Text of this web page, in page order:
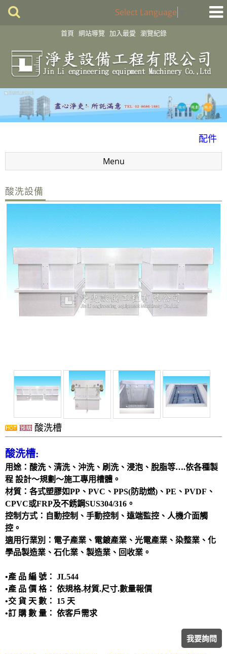
Select Language
首頁 網站導覽 加入最愛 瀏覽紀錄
化學製程設備
酸洗設備
消毒殺菌淨化設備
配件
風門
廢氣處理
洗滌塔
管路配置工程
攪拌槽
耐酸鹼、防腐蝕設備、槽體、製品結構工程
實驗櫃
除臭設備
化學製程設備
風門
廢氣處理
抽風排氣設備工程
攪拌槽
耐酸鹼、防腐蝕設備、槽體、製品結構工程
實驗櫃
除臭設備
Menu
酸洗設備
酸洗槽
酸洗槽:
用途：酸洗、清洗、沖洗、刷洗、浸泡、脫脂等….依各種製
程 設計～規劃～施工專用槽體。
材質：各式塑膠如PP、PVC、PPS(防助燃)、PE、PVDF、
CPVC或FRP及不銹鋼SUS304/316。
控制方式：自動控制、手動控制、遠端監控、人機介面觸
控。
適用行業別：電子產業、電鍍產業、光電產業、染整業、化
學品製造業、石化業、製造業、回收業。
•產 品 編 號： JL544
•產 品 價 格： 依規格.材質.尺寸.數量報價
•交 貨 天 數： 15 天
•訂 購 數 量： 依客戶需求
我要詢問